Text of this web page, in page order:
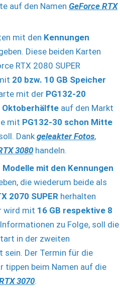
auf den Namen GeForce RTX
mit den Kennungen
Diese beiden Karten
RTX 2080 SUPER
20 bzw. 10 GB Speicher
mit der PG132-20
Oktoberhälfte auf den Markt
mit PG132-30 schon Mitte
Dankgeleakter Fotos,
3080 handeln.
Modelle mit den Kennungen
die wiederum beide als
2070 SUPER herhalten
wird mit 16 GB respektive 8
zu Folge, soll die
in der zweiten
sein. Der Termin für die
tippen beim Namen auf die
3070.